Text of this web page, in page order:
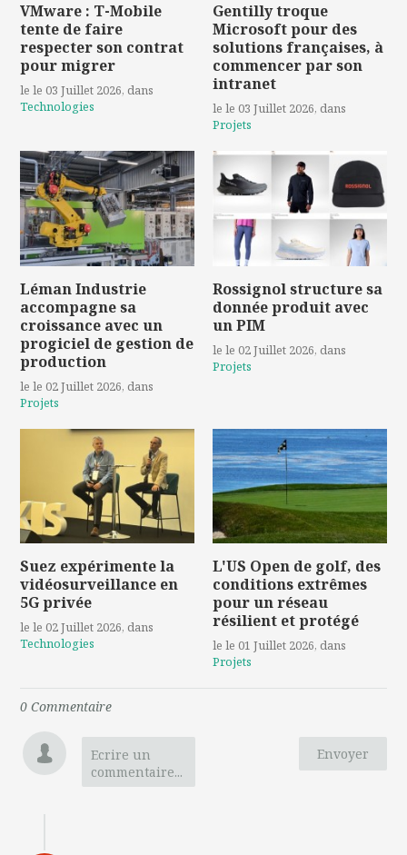
VMware : T-Mobile
tente de faire
respecter son contrat
pour migrer
le le 03 Juillet 2026, dans
Technologies
Gentilly troque
Microsoft pour des
solutions françaises, à
commencer par son
intranet
le le 03 Juillet 2026, dans
Projets
Léman Industrie
accompagne sa
croissance avec un
progiciel de gestion de
production
le le 02 Juillet 2026, dans
Projets
Rossignol structure sa
donnée produit avec
un PIM
le le 02 Juillet 2026, dans
Projets
Suez expérimente la
vidéosurveillance en
5G privée
le le 02 Juillet 2026, dans
Technologies
L'US Open de golf, des
conditions extrêmes
pour un réseau
résilient et protégé
le le 01 Juillet 2026, dans
Projets
0 Commentaire
Envoyer
Ecrire un
commentaire...